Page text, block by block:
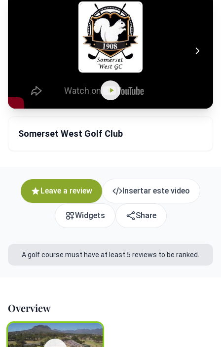
Somerset West Golf Club
Leave a review Insertar este video
Widgets Share
A golf course must have at least 5 reviews to be ranked.
Overview